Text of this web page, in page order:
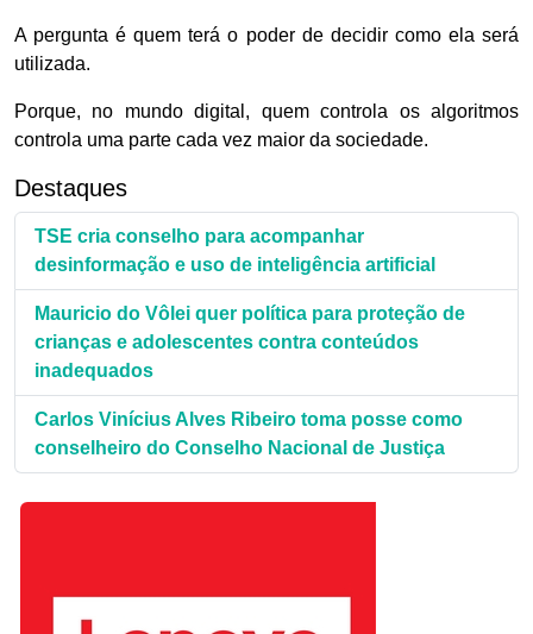
A pergunta é quem terá o poder de decidir como ela será
utilizada.
Porque, no mundo digital, quem controla os algoritmos
controla uma parte cada vez maior da sociedade.
Destaques
TSE cria conselho para acompanhar
desinformação e uso de inteligência artificial
Mauricio do Vôlei quer política para proteção de
crianças e adolescentes contra conteúdos
inadequados
Carlos Vinícius Alves Ribeiro toma posse como
conselheiro do Conselho Nacional de Justiça